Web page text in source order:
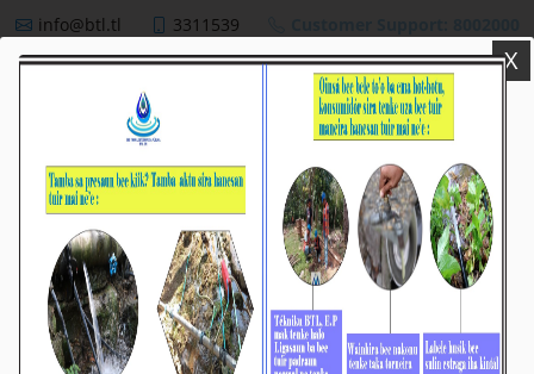
info@btl.tl 3311539
X